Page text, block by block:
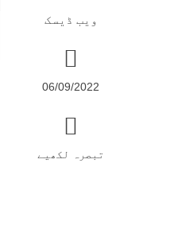
ویب ڈیسک
06/09/2022
تبصرہ لکھیے